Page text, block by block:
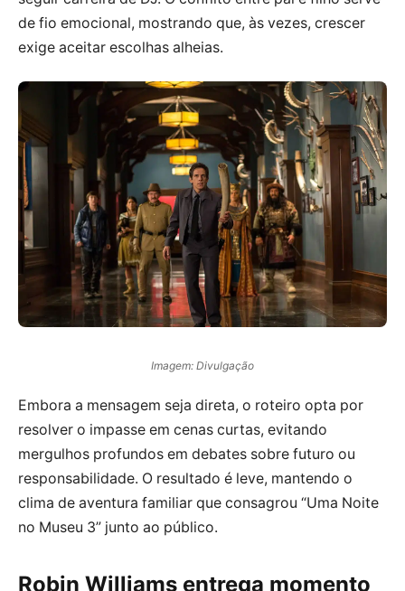
de fio emocional, mostrando que, às vezes, crescer
exige aceitar escolhas alheias.
Imagem: Divulgação
Embora a mensagem seja direta, o roteiro opta por
resolver o impasse em cenas curtas, evitando
mergulhos profundos em debates sobre futuro ou
responsabilidade. O resultado é leve, mantendo o
clima de aventura familiar que consagrou “Uma Noite
no Museu 3” junto ao público.
Robin Williams entrega momento